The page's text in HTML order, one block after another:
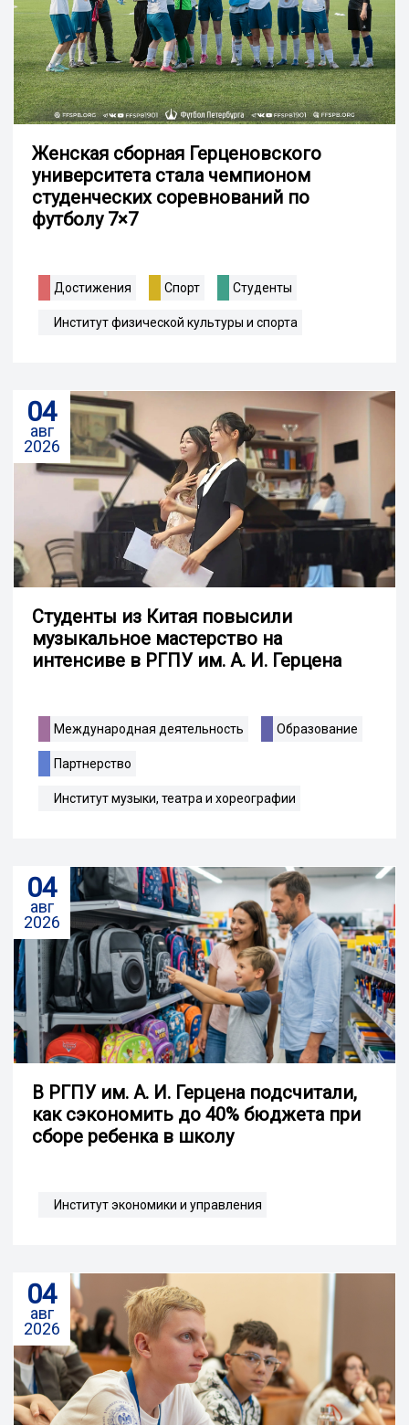
Женская сборная Герценовского
университета стала чемпионом
студенческих соревнований по
футболу 7×7
Достижения Спорт Студенты
Институт физической культуры и спорта
04
авг
2026
Студенты из Китая повысили
музыкальное мастерство на
интенсиве в РГПУ им. А. И. Герцена
Международная деятельность Образование
Партнерство
Институт музыки, театра и хореографии
04
авг
2026
В РГПУ им. А. И. Герцена подсчитали,
как сэкономить до 40% бюджета при
сборе ребенка в школу
Институт экономики и управления
04
авг
2026